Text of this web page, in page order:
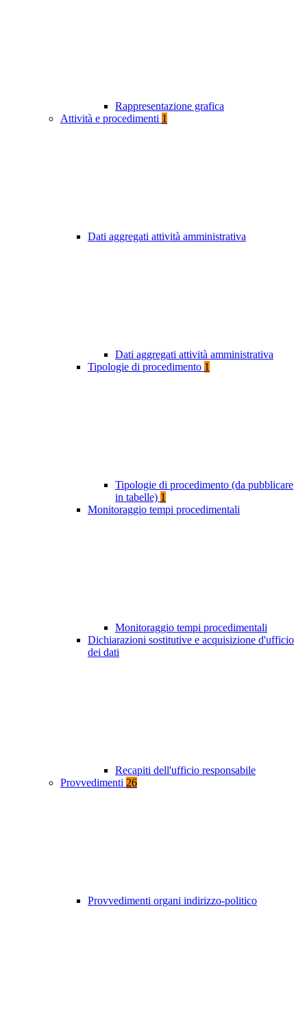
Rappresentazione grafica
Attività e procedimenti 1
Dati aggregati attività amministrativa
Dati aggregati attività amministrativa
Tipologie di procedimento 1
Tipologie di procedimento (da pubblicare
in tabelle) 1
Monitoraggio tempi procedimentali
Monitoraggio tempi procedimentali
Dichiarazioni sostitutive e acquisizione d'ufficio
dei dati
Recapiti dell'ufficio responsabile
Provvedimenti 26
Provvedimenti organi indirizzo-politico